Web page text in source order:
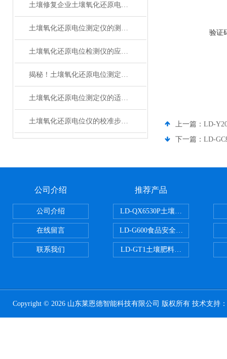
土壤修复企业土壤氧化还原电位仪检测土壤氧化还原状态的关键技术数据
土壤氧化还原电位测定仪的测定原理与应用领域
土壤氧化还原电位检测仪的应用场景
揭秘！土壤氧化还原电位测定仪的奥秘
土壤氧化还原电位测定仪的适用范围
土壤氧化还原电位仪的校准步骤与注意事项
验证
上一篇： LD-
下一篇： LD-
公司介绍
公司介绍
在线留言
联系我们
推荐产品
LD-QX6530P土壤氧化还原电位检
LD-G600食品安全检测仪
LD-GT1土壤肥料养分检测仪
Copyright © 2026 山东莱恩德智能科技有限公司 版权所有 技术支持：